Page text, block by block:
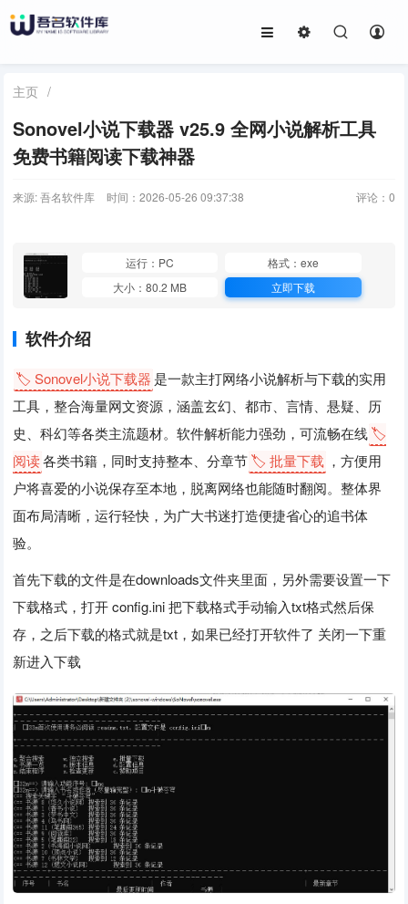
主页 /
Sonovel小说下载器 v25.9 全网小说解析工具
免费书籍阅读下载神器
来源: 吾名软件库 时间：2026-05-26 09:37:38 评论： 0
运行：PC
格式：exe
大小：80.2 MB
立即下载
软件介绍
🏷️ Sonovel小说下载器 是一款主打网络小说解析与下载的实用
工具，整合海量网文资源，涵盖玄幻、都市、言情、悬疑、历
史、科幻等各类主流题材。软件解析能力强劲，可流畅在线🏷️
阅读各类书籍，同时支持整本、分章节🏷️ 批量下载 ，方便用
户将喜爱的小说保存至本地，脱离网络也能随时翻阅。整体界
面布局清晰，运行轻快，为广大书迷打造便捷省心的追书体
验。
首先下载的文件是在downloads文件夹里面，另外需要设置一下
下载格式，打开 config.ini 把下载格式手动输入txt格式然后保
存，之后下载的格式就是txt，如果已经打开软件了 关闭一下重
新进入下载